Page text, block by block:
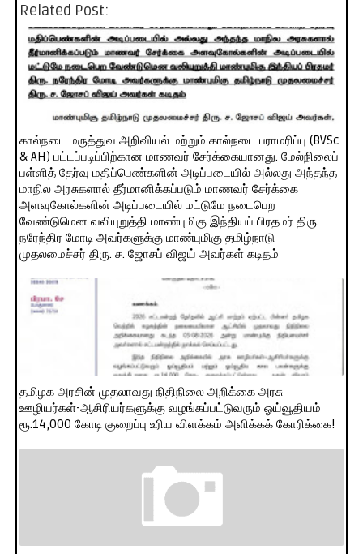
Related Post:
கால்நடை மருத்துவ அறிவியல் மற்றும் கால்நடை பராமரிப்பு (BVSc
& AH) பட்டப்படிப்பிற்கான மாணவர் சேர்க்கையானது. மேல்நிலைப்
பள்ளித் தேர்வு மதிப்பெண்களின் அடிப்படையில் அல்லது அந்தந்த
மாநில அரசுகளால் தீர்மானிக்கப்படும் மாணவர் சேர்க்கை
அளவுகோல்களின் அடிப்படையில் மட்டுமே நடைபெற
வேண்டுமென வலியுறுத்தி மாண்புமிகு இந்தியப் பிரதமர் திரு.
நரேந்திர மோடி அவர்களுக்கு மாண்புமிகு தமிழ்நாடு
முதலமைச்சர் திரு. ச. ஜோசப் விஜய் அவர்கள் கடிதம்
தமிழக அரசின் முதலாவது நிதிநிலை அறிக்கை அரசு
ஊழியர்கள்-ஆசிரியர்களுக்கு வழங்கப்பட்டுவரும் ஓய்வூதியம்
ரூ.14,000 கோடி குறைப்பு உரிய விளக்கம் அளிக்கக் கோரிக்கை!